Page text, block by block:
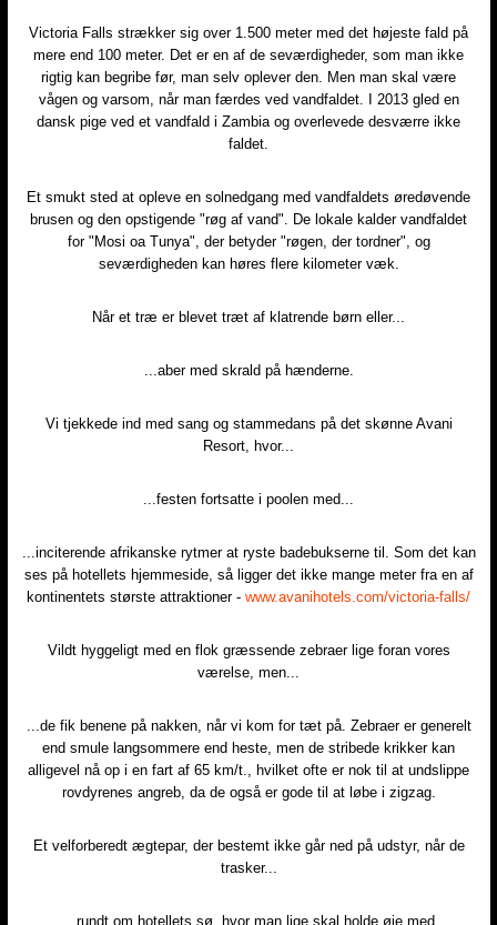
Victoria Falls strækker sig over 1.500 meter med det højeste fald på
mere end 100 meter. Det er en af de seværdigheder, som man ikke
rigtig kan begribe før, man selv oplever den. Men man skal være
vågen og varsom, når man færdes ved vandfaldet. I 2013 gled en
dansk pige ved et vandfald i Zambia og overlevede desværre ikke
faldet.​
Et smukt sted at opleve en solnedgang med vandfaldets øredøvende
brusen og den opstigende "røg af vand". De lokale kalder vandfaldet
for "Mosi oa Tunya", der betyder "røgen, der tordner", og
seværdigheden kan høres flere kilometer væk.​
Når et træ er blevet træt af klatrende børn eller...​
...aber med skrald på hænderne.​
Vi tjekkede ind med sang og stammedans på det skønne Avani
Resort, hvor...​
...festen fortsatte i poolen med...​
...inciterende afrikanske rytmer at ryste badebukserne til. Som det kan
ses på hotellets hjemmeside, så ligger det ikke mange meter fra en af
kontinentets største attraktioner - www.avanihotels.com/victoria-falls/
Vildt hyggeligt med en flok græssende zebraer lige foran vores
værelse, men...​
...de fik benene på nakken, når vi kom for tæt på. Zebraer er generelt
end smule langsommere end heste, men de stribede krikker kan
alligevel nå op i en fart af 65 km/t., hvilket ofte er nok til at undslippe
rovdyrenes angreb, da de også er gode til at løbe i zigzag.​
Et velforberedt ægtepar, der bestemt ikke går ned på udstyr, når de
trasker...​
...rundt om hotellets sø, hvor man lige skal holde øje med